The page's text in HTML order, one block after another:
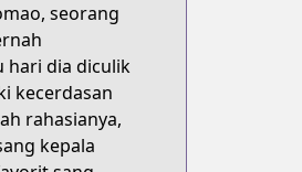
seorang
hari dia diculik
kecerdasan
rahasianya,
kepala